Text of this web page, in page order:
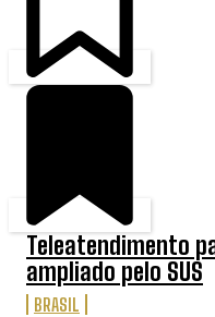
Teleatendimento
ampliado pelo SUS
BRASIL